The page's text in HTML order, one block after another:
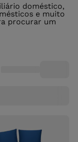
doméstico,
e muito
procurar um